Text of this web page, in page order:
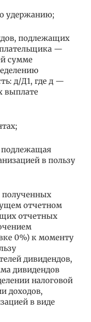
удержанию;
подлежащих
—
сумме
д/Д1, где д —
выплате
в пользу
отчетном
отчетных
0%) к моменту
дивидендов,
дивидендов
налоговой
доходов,
в виде